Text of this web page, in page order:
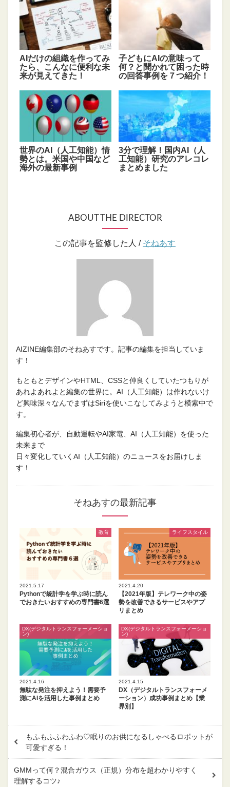
AIだけの組織を作ってみ
たら、こんなに便利な未
来が見えてきた！
子どもにAIの意味って
何？と聞かれて困った時
の回答事例を７つ紹介！
世界のAI（人工知能）情
勢とは。米国や中国など
海外の最新事例
3分で理解！国内AI（人
工知能）研究のアレコレ
まとめました
ABOUT THE DIRECTOR
この記事を監修した人 / そねあす
AIZINE編集部のそねあすです。記事の編集を担当していま
す！
もともとデザインやHTML、CSSと仲良くしていたつもりが
あれよあれよと編集の世界に。AI（人工知能）は作れないけ
ど興味深々なんでまずはSiriを使いこなしてみようと模索中で
す。
編集初心者が、自動運転やAI家電、AI（人工知能）を使った
未来まで
日々変化していくAI（人工知能）のニュースをお届けしま
す！
そねあすの最新記事
教育
2021.5.17
Pythonで統計学を学ぶ時に読ん
でおきたいおすすめの専門書6選
ライフスタイル
2021.4.20
【2021年版】テレワーク中の姿
勢を改善できるサービスやアプ
リまとめ
DX(デジタルトランスフォーメーショ
ン)
2021.4.16
無駄な発注を抑えよう！需要予
測にAIを活用した事例まとめ
DX(デジタルトランスフォーメーショ
ン)
2021.4.15
DX（デジタルトランスフォーメ
ーション）成功事例まとめ【業
界別】
もふもふふわふわ♡眠りのお供になるしゃべるロボットが
可愛すぎる！
GMMって何？混合ガウス（正規）分布を超わかりやすく
理解するコツ♪